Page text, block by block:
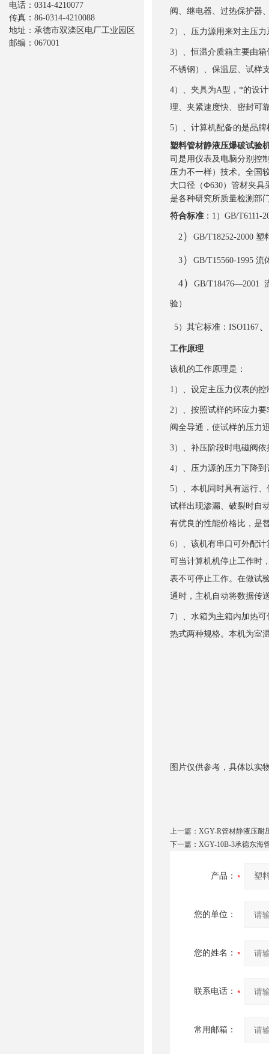
阀、继电器、过热保护器
2）、压力源用来对主压
3）、恒温介质箱主要由
不锈钢）、保温层、试样
4）、夹具为A型，*的设
理、夹紧速度快、密封可
5）、计算机配备的是品
塑料管材静液压爆破试验
司是用仪表及电脑分别控
压力不一样）技术。全国
大口径（Ф630）管材夹具
是各种研究所质量检测部
符合标准： 1 ） GB/T6111-
2） GB/T18252-2000 塑
3） GB/T15560-1995 流
4）GB/T18476—2001
验）
5）其它标准： ISO1167、
工作原理
该机的工作原理是：
1）、设定主压力仪表的
2）、按照试样的环应力
阀全导通，使试样的压力
3）、补压阶段时电磁阀
4）、压力源的压力下降
5）、本机同时具有运行
试样出现渗漏、破裂时自
有优良的性能价格比，是
6）、该机有串口可外配
可当计算机机停止工作时
表不可停止工作。在做试
通时，主机自动将数据传
7）、水箱为主箱内加热
热式两种规格。本机为室
图片仅供参考，具体以实
上一篇： XGY-R管材静液压耐
下一篇： XGY-10B-3承德东海
产品：
您的单位：
您的姓名：
联系电话：
常用邮箱：
电话：0314-4210077
传真：86-0314-4210088
地址：承德市双滦区电厂工业园区
邮编：067001